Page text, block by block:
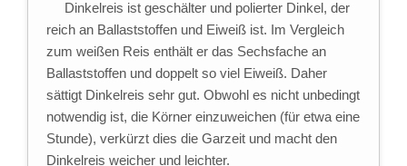
Dinkelreis ist geschälter und polierter Dinkel, der
reich an Ballaststoffen und Eiweiß ist. Im Vergleich
zum weißen Reis enthält er das Sechsfache an
Ballaststoffen und doppelt so viel Eiweiß. Daher
sättigt Dinkelreis sehr gut. Obwohl es nicht unbedingt
notwendig ist, die Körner einzuweichen (für etwa eine
Stunde), verkürzt dies die Garzeit und macht den
Dinkelreis weicher und leichter.